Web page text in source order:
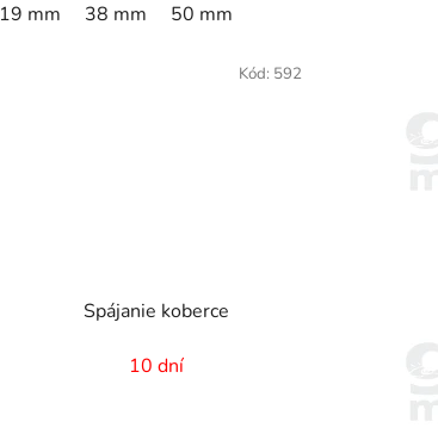
19 mm 38 mm 50 mm
Spájanie koberce
10 dní
Kód: 592